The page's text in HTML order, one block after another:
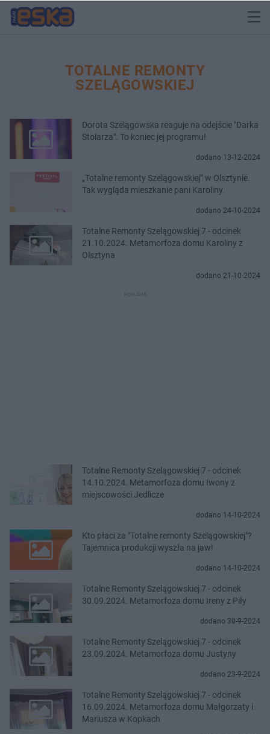
TOTALNE REMONTY
SZELĄGOWSKIEJ
Dorota Szelągowska reaguje na odejście "Darka
Stolarza". To koniec jej programu!
dodano 13-12-2024
„Totalne remonty Szelągowskiej” w Olsztynie.
Tak wygląda mieszkanie pani Karoliny
dodano 24-10-2024
Totalne Remonty Szelągowskiej 7 - odcinek
21.10.2024. Metamorfoza domu Karoliny z
Olsztyna
dodano 21-10-2024
Totalne Remonty Szelągowskiej 7 - odcinek
14.10.2024. Metamorfoza domu Iwony z
miejscowości Jedlicze
dodano 14-10-2024
Kto płaci za "Totalne remonty Szelągowskiej"?
Tajemnica produkcji wyszła na jaw!
dodano 14-10-2024
Totalne Remonty Szelągowskiej 7 - odcinek
30.09.2024. Metamorfoza domu Ireny z Piły
dodano 30-9-2024
Totalne Remonty Szelągowskiej 7 - odcinek
23.09.2024. Metamorfoza domu Justyny
dodano 23-9-2024
Totalne Remonty Szelągowskiej 7 - odcinek
16.09.2024. Metamorfoza domu Małgorzaty i
Mariusza w Kopkach